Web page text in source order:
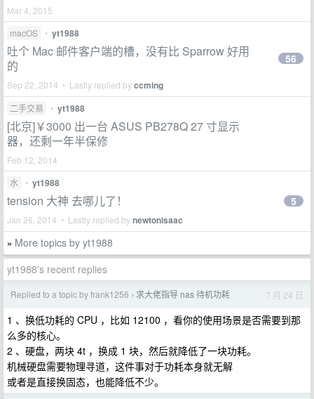
Mar 4, 2015
macOS
• yt1988
吐个 Mac 邮件客户端的槽，没有比 Sparrow 好用
的
Sep 22, 2014 • Lastly replied byccming
56
二手交易 • yt1988
[北京]￥3000 出一台 ASUS PB278Q 27 寸显示
器，还剩一年半保修
Feb 12, 2014
水
• yt1988
tension 大神 去哪儿了！
Jan 26, 2014 • Lastly replied bynewtonisaac
5
» More topics by yt1988
yt1988's recent replies
Replied to a topic by frank1256 › 求大佬指导 nas 待机功耗 7 月 24 日
1 、换低功耗的 CPU ，比如 12100 ，看你的使用场景是否需要到那
么多的核心。
2 、硬盘，两块 4t ，换成 1 块，然后就降低了一块功耗。
机械硬盘需要物理寻道，这件事对于功耗本身就无解
或者是直接换固态，也能降低不少。